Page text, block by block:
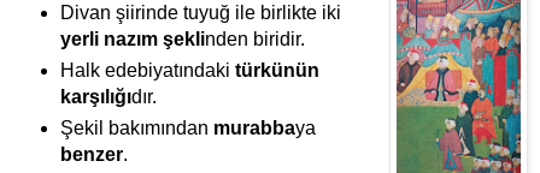
Divan şiirinde tuyuğ ile birlikte iki
yerli nazım şeklinden biridir.
Halk edebiyatındaki türkünün
karşılığıdır.
Şekil bakımından murabbaya
benzer.